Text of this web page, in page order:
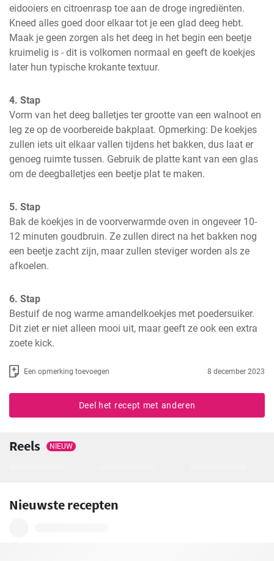
eidooiers en citroenrasp toe aan de droge ingrediënten.
Kneed alles goed door elkaar tot je een glad deeg hebt.
Maak je geen zorgen als het deeg in het begin een beetje
kruimelig is - dit is volkomen normaal en geeft de koekjes
later hun typische krokante textuur.
4. Stap
Vorm van het deeg balletjes ter grootte van een walnoot en
leg ze op de voorbereide bakplaat. Opmerking: De koekjes
zullen iets uit elkaar vallen tijdens het bakken, dus laat er
genoeg ruimte tussen. Gebruik de platte kant van een glas
om de deegballetjes een beetje plat te maken.
5. Stap
Bak de koekjes in de voorverwarmde oven in ongeveer 10-
12 minuten goudbruin. Ze zullen direct na het bakken nog
een beetje zacht zijn, maar zullen steviger worden als ze
afkoelen.
6. Stap
Bestuif de nog warme amandelkoekjes met poedersuiker.
Dit ziet er niet alleen mooi uit, maar geeft ze ook een extra
zoete kick.
Een opmerking toevoegen 8 december 2023
Deel het recept met anderen
Reels NIEUW
Nieuwste recepten